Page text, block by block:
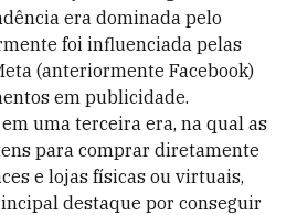
era dominada pelo
foi influenciada pelas
(anteriormente Facebook)
em publicidade.
uma terceira era, na qual as
para comprar diretamente
e lojas físicas ou virtuais,
destaque por conseguir